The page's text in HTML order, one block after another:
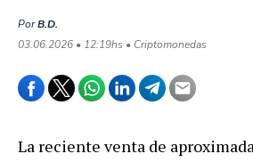
PorB.D.
03.06.2026 • 12:19hs • Criptomonedas
La reciente venta de